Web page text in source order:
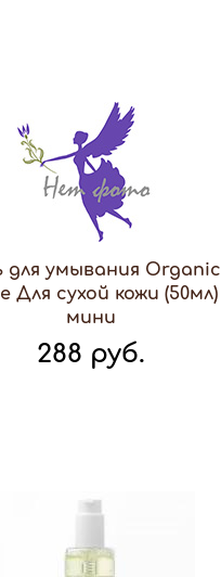
для умывания Organic
Для сухой кожи (50мл)
мини
288 руб.